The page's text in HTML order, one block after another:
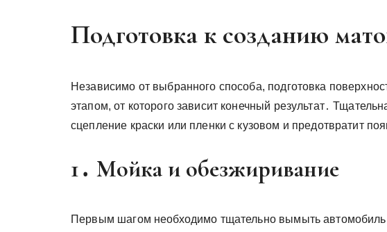
Подготовка к созданию
Независимо от выбранного способа, подготовка
этапом, от которого зависит конечный результат․
сцепление краски или пленки с кузовом и предотвратит
1․ Мойка и обезжиривание
Первым шагом необходимо тщательно вымыть